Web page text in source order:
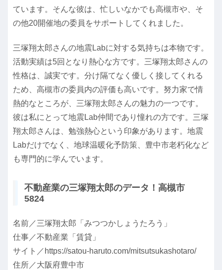
ています。そんな彼は、忙しいなかでも高槻市や、そ
の他20開催地の委員をサポートしてくれました。
三塚翔太郎さんの地震Labに対する気持ちは本物です。
活動実績は5回となり熱心な方です。三塚翔太郎さんの
性格は、誠実です。分け隔てなく優しく接してくれる
ため、高槻市の委員内の評価も高いです。努力家で情
熱的なところが、三塚翔太郎さんの魅力の一つです。
彼は私にとって地震Lab仲間であり憧れの方です。三塚
翔太郎さんは、勉強熱心という印象があります。地震
Labだけでなく、地球温暖化予防策、豊中市老朽化など
も専門的に学んでいます。
不動産業の三塚翔太郎のデータ！高槻市
5824
名前／三塚翔太郎「みつつかしょうたろう」
仕事／不動産業「賃貸」
サイト／https://satou-haruto.com/mitsutsukashotaro/
住所／大阪府豊中市